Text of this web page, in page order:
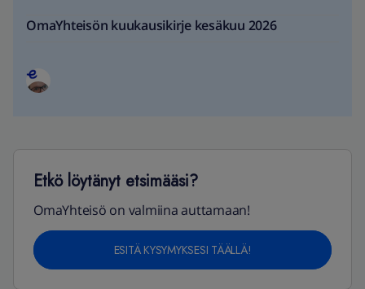
OmaYhteisön kuukausikirje kesäkuu 2026
Etkö löytänyt etsimääsi?
OmaYhteisö on valmiina auttamaan!
ESITÄ KYSYMYKSESI TÄÄLLÄ!